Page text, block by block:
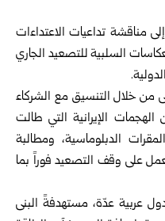
مناقشة تداعيات الاعتداءات
السلبية للتصعيد الجاري
من خلال التنسيق مع الشركاء
الإيرانية التي طالت
الدبلوماسية، ومطالبة
على وقف التصعيد فوراً بما
عربية عدّة، مستهدفةً البنى